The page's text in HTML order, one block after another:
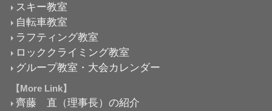
スキー教室
自転車教室
ラフティング教室
ロッククライミング教室
グループ教室・大会カレンダー
【More Link】
齊藤 直（理事長）の紹介